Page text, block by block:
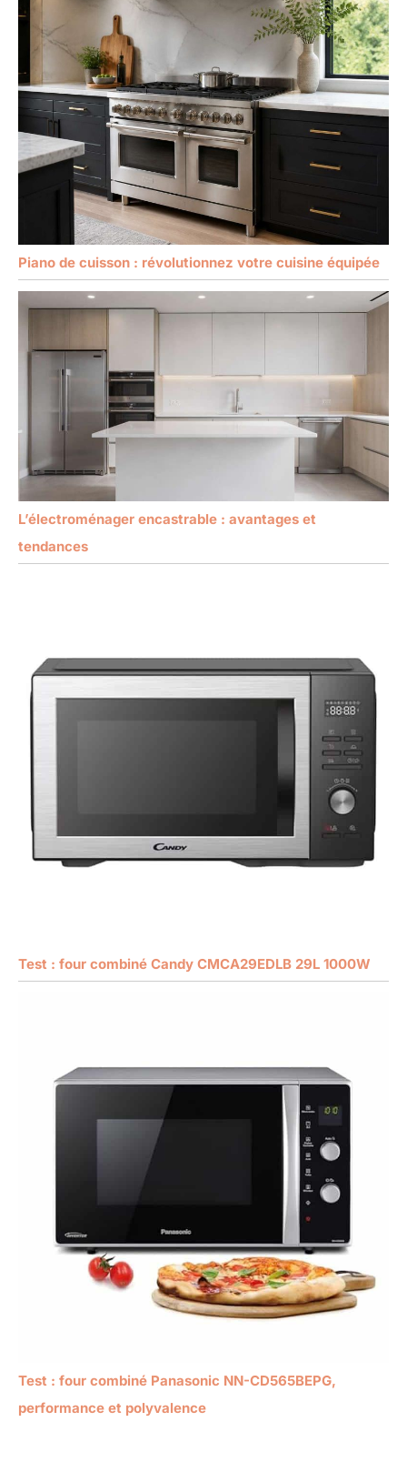
Piano de cuisson : révolutionnez votre cuisine équipée
L’électroménager encastrable : avantages et
tendances
Test : four combiné Candy CMCA29EDLB 29L 1000W
Test : four combiné Panasonic NN-CD565BEPG,
performance et polyvalence